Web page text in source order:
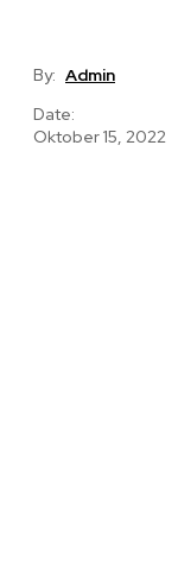
By: Admin
Date:
Oktober 15, 2022